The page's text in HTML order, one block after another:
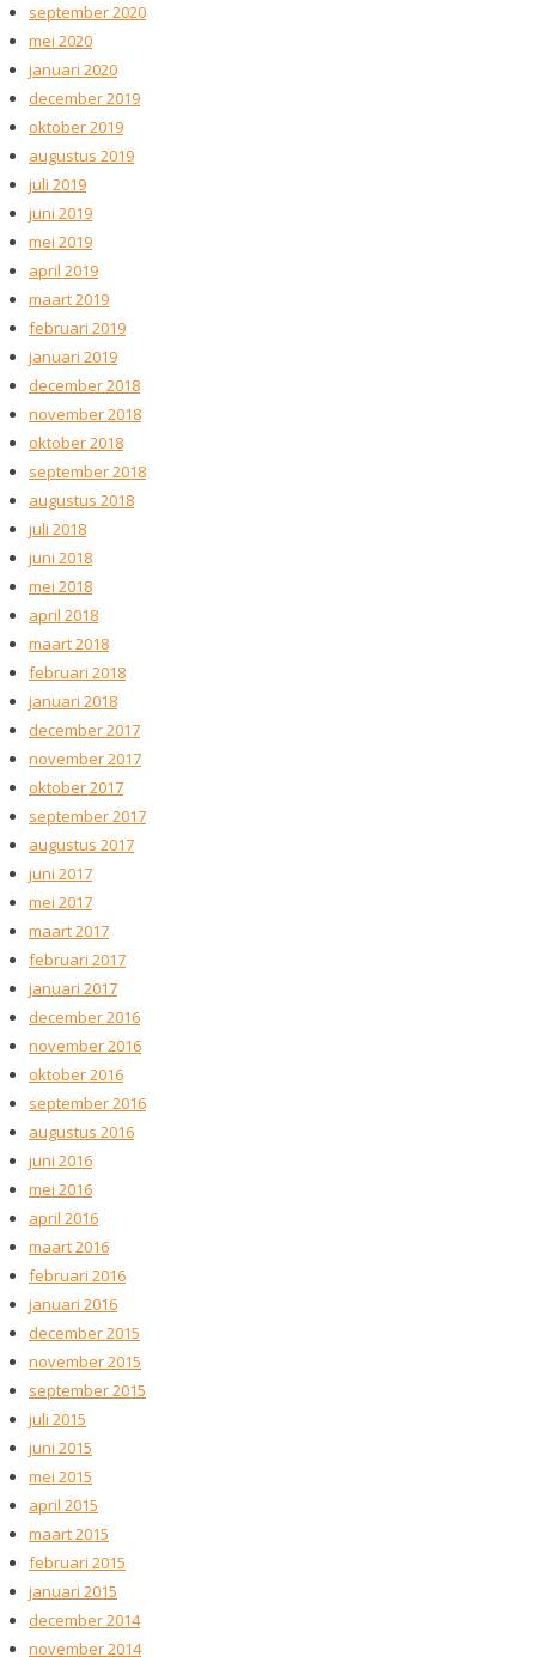
september 2020
mei 2020
januari 2020
december 2019
oktober 2019
augustus 2019
juli 2019
juni 2019
mei 2019
april 2019
maart 2019
februari 2019
januari 2019
december 2018
november 2018
oktober 2018
september 2018
augustus 2018
juli 2018
juni 2018
mei 2018
april 2018
maart 2018
februari 2018
januari 2018
december 2017
november 2017
oktober 2017
september 2017
augustus 2017
juni 2017
mei 2017
maart 2017
februari 2017
januari 2017
december 2016
november 2016
oktober 2016
september 2016
augustus 2016
juni 2016
mei 2016
april 2016
maart 2016
februari 2016
januari 2016
december 2015
november 2015
september 2015
juli 2015
juni 2015
mei 2015
april 2015
maart 2015
februari 2015
januari 2015
december 2014
november 2014